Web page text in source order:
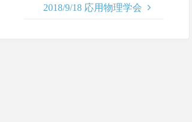
2018/9/18 応用物理学会